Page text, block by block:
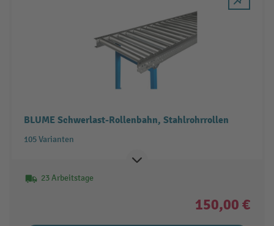
BLUME Schwerlast-Rollenbahn, Stahlrohrrollen
105 Varianten
23 Arbeitstage
150,00 €